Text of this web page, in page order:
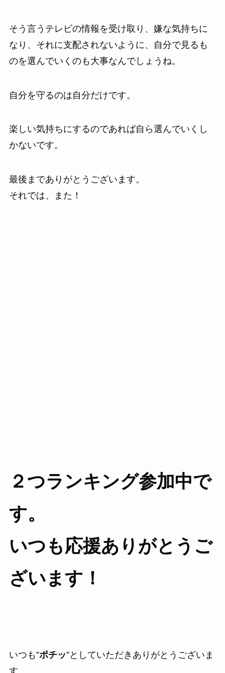
そう言うテレビの情報を受け取り、嫌な気持ちに
なり、それに支配されないように、自分で見るも
のを選んでいくのも大事なんでしょうね。
自分を守るのは自分だけです。
楽しい気持ちにするのであれば自ら選んでいくし
かないです。
最後までありがとうございます。
それでは、また！
２つランキング参加中で
す。
いつも応援ありがとうご
ざいます！
いつも”ポチッ”としていただきありがとうございま
す。